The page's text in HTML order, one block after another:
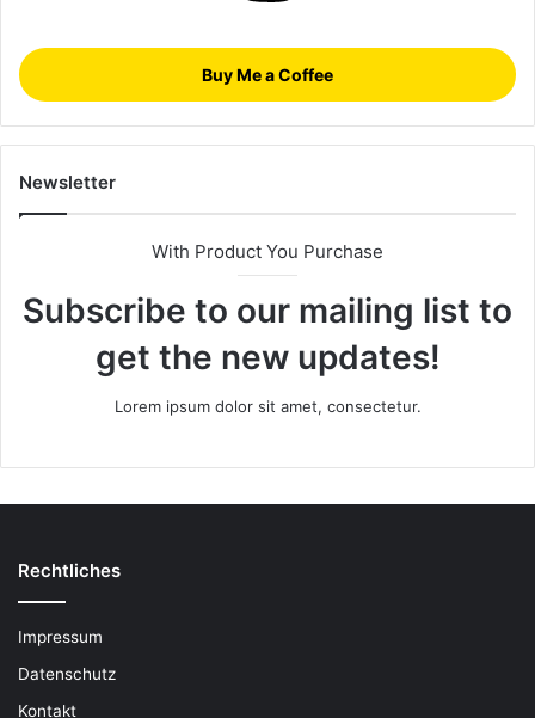
Buy Me a Coffee
Newsletter
With Product You Purchase
Subscribe to our mailing list to
get the new updates!
Lorem ipsum dolor sit amet, consectetur.
Rechtliches
Impressum
Datenschutz
Kontakt